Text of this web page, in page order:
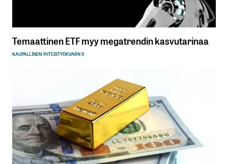
Temaattinen ETF myy megatrendin kasvutarinaa
KAUPALLINEN YHTEISTYÖKVARN X